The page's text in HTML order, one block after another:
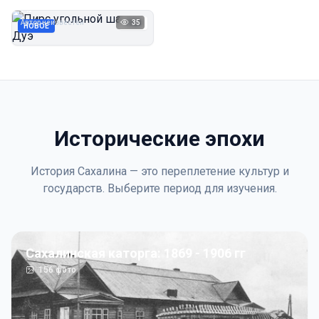
НОВОЕ 1923
Автор неизвестен 35
Исторические эпохи
История Сахалина — это переплетение культур и
государств. Выберите период для изучения.
Сахалинская каторга: 1869 - 1906 гг
156фото